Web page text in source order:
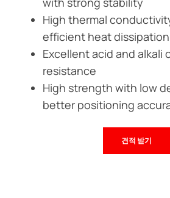
High thermal
efficient heat dissipation
Excellent acid and alkali
resistance
High strength with low
better positioning
견적 받기